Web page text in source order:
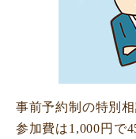
事前予約制の特別相
参加費は1,000円で